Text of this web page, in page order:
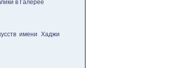
в Галерее
имени Хаджи